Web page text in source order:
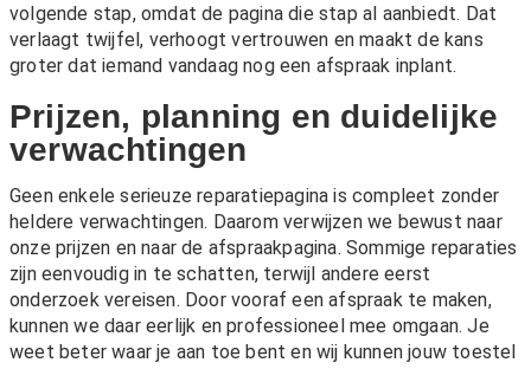
volgende stap, omdat de pagina die stap al aanbiedt. Dat
verlaagt twijfel, verhoogt vertrouwen en maakt de kans
groter dat iemand vandaag nog een afspraak inplant.
Prijzen, planning en duidelijke
verwachtingen
Geen enkele serieuze reparatiepagina is compleet zonder
heldere verwachtingen. Daarom verwijzen we bewust naar
onze prijzen en naar de afspraakpagina. Sommige reparaties
zijn eenvoudig in te schatten, terwijl andere eerst
onderzoek vereisen. Door vooraf een afspraak te maken,
kunnen we daar eerlijk en professioneel mee omgaan. Je
weet beter waar je aan toe bent en wij kunnen jouw toestel